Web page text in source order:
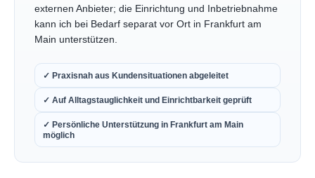
externen Anbieter; die Einrichtung und Inbetriebnahme
kann ich bei Bedarf separat vor Ort in Frankfurt am
Main unterstützen.
✓ Praxisnah aus Kundensituationen abgeleitet
✓ Auf Alltagstauglichkeit und Einrichtbarkeit geprüft
✓ Persönliche Unterstützung in Frankfurt am Main
möglich